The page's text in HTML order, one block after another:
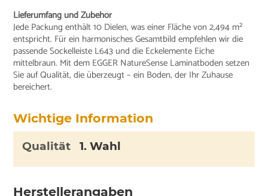
Lieferumfang und Zubehör
Jede Packung enthält 10 Dielen, was einer Fläche von 2,494 m²
entspricht. Für ein harmonisches Gesamtbild empfehlen wir die
passende Sockelleiste L643 und die Eckelemente Eiche
mittelbraun. Mit dem EGGER NatureSense Laminatboden setzen
Sie auf Qualität, die überzeugt – ein Boden, der Ihr Zuhause
bereichert.
Wichtige Information
Qualität 1. Wahl
Herstellerangaben